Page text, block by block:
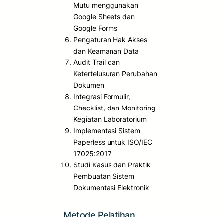
Mutu menggunakan
Google Sheets dan
Google Forms
Pengaturan Hak Akses
dan Keamanan Data
Audit Trail dan
Ketertelusuran Perubahan
Dokumen
Integrasi Formulir,
Checklist, dan Monitoring
Kegiatan Laboratorium
Implementasi Sistem
Paperless untuk ISO/IEC
17025:2017
Studi Kasus dan Praktik
Pembuatan Sistem
Dokumentasi Elektronik
Metode Pelatihan